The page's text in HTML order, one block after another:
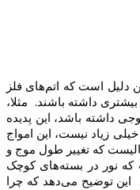
دلیل است که اتم‌های فلز
داشته باشند. مثلا،
داشته باشد، این پدیده
زیاد نیست، این امواج
که تغییر طول موج و
که نور در بسته‌های کوچک
این توضیح می‌دهد که چرا